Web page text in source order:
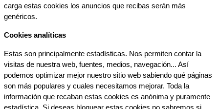
carga estas cookies los anuncios que recibas serán más
genéricos.
Cookies analíticas
Estas son principalmente estadísticas. Nos permiten contar la
visitas de nuestra web, fuentes, medios, navegación... Así
podemos optimizar mejor nuestro sitio web sabiendo qué páginas
son más populares y cuales necesitamos mejorar. Toda la
información que recaban estas cookies es anónima y puramente